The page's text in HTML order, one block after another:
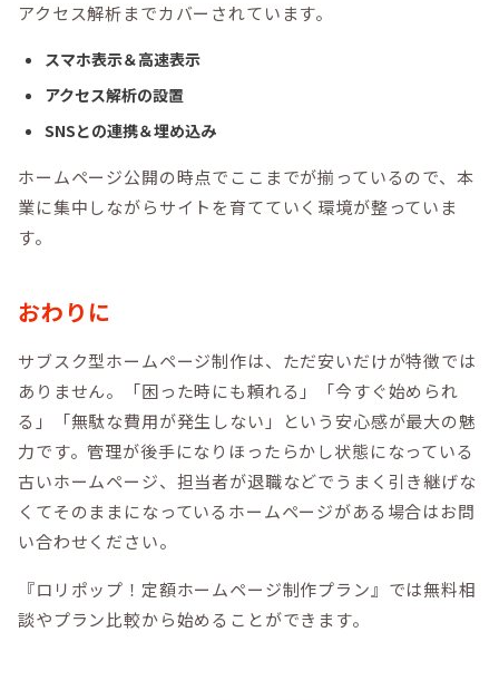
アクセス解析までカバーされています。
スマホ表示＆高速表示
アクセス解析の設置
SNSとの連携＆埋め込み
ホームページ公開の時点でここまでが揃っているので、本
業に集中しながらサイトを育てていく環境が整っていま
す。
おわりに
サブスク型ホームページ制作は、ただ安いだけが特徴では
ありません。「困った時にも頼れる」「今すぐ始められ
る」「無駄な費用が発生しない」という安心感が最大の魅
力です。管理が後手になりほったらかし状態になっている
古いホームページ、担当者が退職などでうまく引き継げな
くてそのままになっているホームページがある場合はお問
い合わせください。
『ロリポップ！定額ホームページ制作プラン』では無料相
談やプラン比較から始めることができます。